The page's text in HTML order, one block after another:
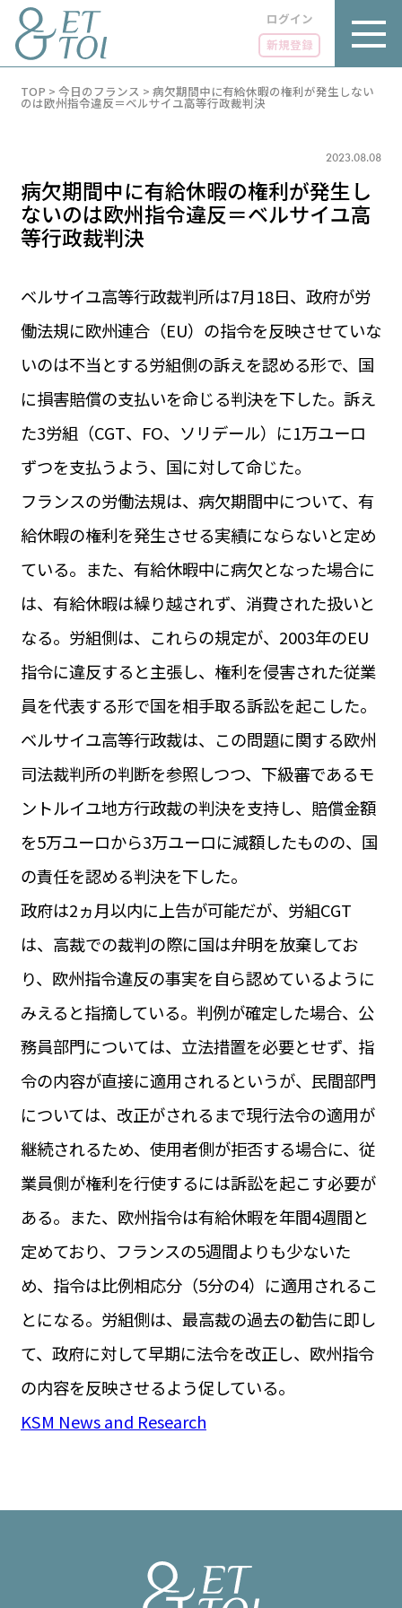
ログイン
新規登録
リュクス
GOURMET
グルメ
ライフスタイル
BUSINESS
ビジネス・キャリア
フランス生活
TAG
タグ
#トゥールーズ Toulouse
#レンタカー
#フランス旅行
#パリ
#お土産 #トリビア
#データで読み解くフランス
#フランス郵便情報
#フランス交通機関
#求人
#カルカッソンヌ Carcassonne
#サステナブル
#フランス生活
#レシピ #ビューティー
#コスメ
#アルザス地方
#フランスの地方 #フロマージュ
#おでかけ
#歴史
#お菓子 #SDGs #アート #車生活
PARIS 14℃ / 12℃
1€＝182.50円
エトワとは
お問い合わせ
広告掲載
サイトポリシー
TOP > 今日のフランス > 病欠期間中に有給休暇の権利が発生しない
のは欧州指令違反＝ベルサイユ高等行政裁判決
2023.08.08
病欠期間中に有給休暇の権利が発生し
ないのは欧州指令違反＝ベルサイユ高
等行政裁判決
ベルサイユ高等行政裁判所は7月18日、政府が労
働法規に欧州連合（EU）の指令を反映させていな
いのは不当とする労組側の訴えを認める形で、国
に損害賠償の支払いを命じる判決を下した。訴え
た3労組（CGT、FO、ソリデール）に1万ユーロ
ずつを支払うよう、国に対して命じた。
フランスの労働法規は、病欠期間中について、有
給休暇の権利を発生させる実績にならないと定め
ている。また、有給休暇中に病欠となった場合に
は、有給休暇は繰り越されず、消費された扱いと
なる。労組側は、これらの規定が、2003年のEU
指令に違反すると主張し、権利を侵害された従業
員を代表する形で国を相手取る訴訟を起こした。
ベルサイユ高等行政裁は、この問題に関する欧州
司法裁判所の判断を参照しつつ、下級審であるモ
ントルイユ地方行政裁の判決を支持し、賠償金額
を5万ユーロから3万ユーロに減額したものの、国
の責任を認める判決を下した。
政府は2ヵ月以内に上告が可能だが、労組CGT
は、高裁での裁判の際に国は弁明を放棄してお
り、欧州指令違反の事実を自ら認めているように
みえると指摘している。判例が確定した場合、公
務員部門については、立法措置を必要とせず、指
令の内容が直接に適用されるというが、民間部門
については、改正がされるまで現行法令の適用が
継続されるため、使用者側が拒否する場合に、従
業員側が権利を行使するには訴訟を起こす必要が
ある。また、欧州指令は有給休暇を年間4週間と
定めており、フランスの5週間よりも少ないた
め、指令は比例相応分（5分の4）に適用されるこ
とになる。労組側は、最高裁の過去の勧告に即し
て、政府に対して早期に法令を改正し、欧州指令
の内容を反映させるよう促している。
KSM News and Research